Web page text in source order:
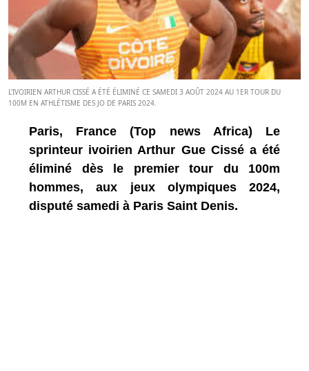
L'IVOIRIEN ARTHUR CISSÉ A ÉTÉ ÉLIMINÉ CE SAMEDI 3 AOÛT 2024 AU 1ER TOUR DU
100M EN ATHLÉTISME DES JO DE PARIS 2024.
Paris, France (Top news Africa) Le
sprinteur ivoirien Arthur Gue Cissé a été
éliminé dès le premier tour du 100m
hommes, aux jeux olympiques 2024,
disputé samedi à Paris Saint Denis.